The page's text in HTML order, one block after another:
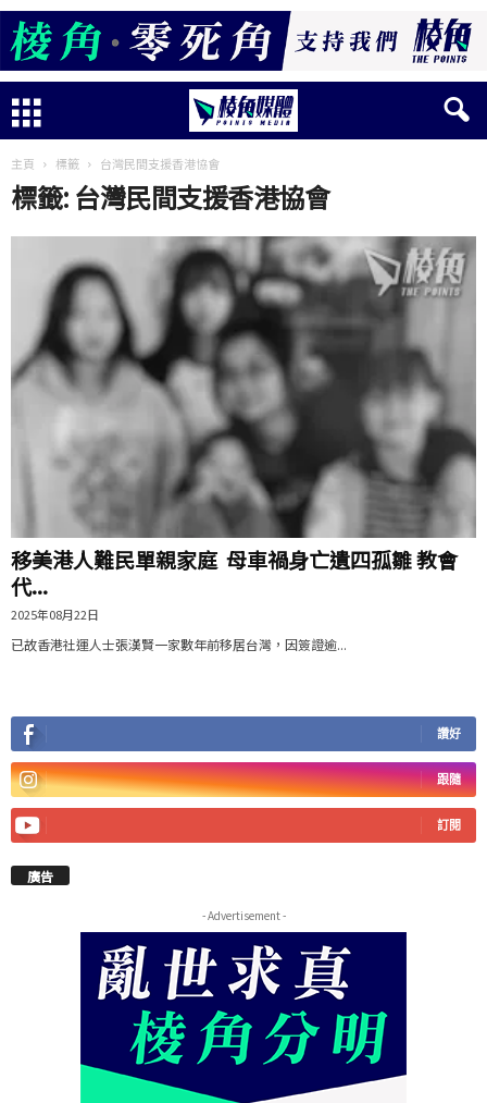
主頁 標籤 台灣民間支援香港協會
標籤: 台灣民間支援香港協會
移美港人難民單親家庭 母車禍身亡遺四孤雛 教會
代...
2025年08月22日
已故香港社運人士張漢賢一家數年前移居台灣，因簽證逾...
讚好
跟隨
訂閱
廣告
- Advertisement -